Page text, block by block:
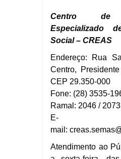
Centro de
Especializado
Social – CREAS
Endereço: Rua
Centro,
CEP 29.350-000
Fone: (28) 3535-
Ramal: 2046 / 2073
E-
mail: creas.
Atendimento ao